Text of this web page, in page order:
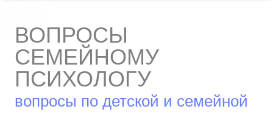
ВОПРОСЫ
СЕМЕЙНОМУ
ПСИХОЛОГУ
вопросы по детской и семейной